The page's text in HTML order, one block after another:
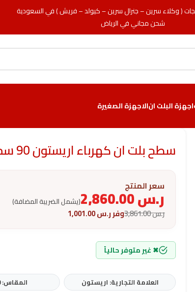
( وكلاء سرين – جنرال سرين – كيولد – فريش ) في السعودية
شحن مجاني في الرياض
اجهزة البلت انالاجهزة الصغيرة
سطح بلت ان كهرباء اريستون 90 سم – سيراميك – أسود
سعر المنتج
ر.س (يشمل الضريبة المضافة)
ر.س3,861.00 وفرر.س
✖ غير متوفر حالياً
العلامة التجارية: اريستون المقاس: 90 سم